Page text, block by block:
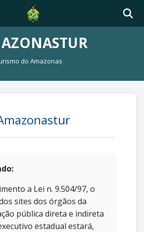
do Amazonas
a Lei n. 9.504/97, o
sites dos órgãos da
pública direta e indireta
estadual estará,